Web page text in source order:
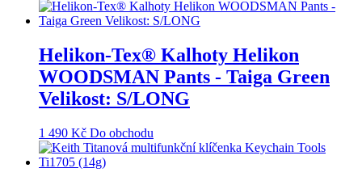
Helikon-Tex® Kalhoty Helikon
WOODSMAN Pants - Taiga Green
Velikost: S/LONG
1 490 Kč Do obchodu